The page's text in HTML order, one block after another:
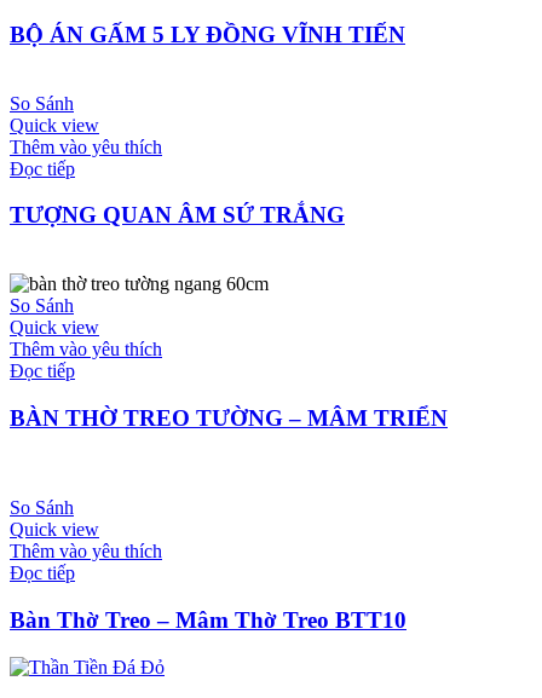
BỘ ÁN GẤM 5 LY ĐỒNG VĨNH TIẾN
So Sánh
Quick view
Thêm vào yêu thích
Đọc tiếp
TƯỢNG QUAN ÂM SỨ TRẮNG
So Sánh
Quick view
Thêm vào yêu thích
Đọc tiếp
BÀN THỜ TREO TƯỜNG – MÂM TRIỂN
So Sánh
Quick view
Thêm vào yêu thích
Đọc tiếp
Bàn Thờ Treo – Mâm Thờ Treo BTT10